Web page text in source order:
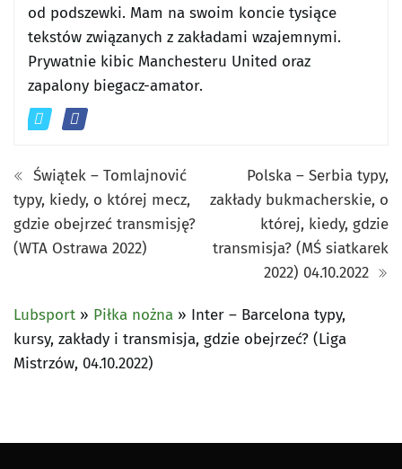
od podszewki. Mam na swoim koncie tysiące
tekstów związanych z zakładami wzajemnymi.
Prywatnie kibic Manchesteru United oraz
zapalony biegacz-amator.
Świątek – Tomlajnović
typy, kiedy, o której mecz,
gdzie obejrzeć transmisję?
(WTA Ostrawa 2022)
Polska – Serbia typy,
zakłady bukmacherskie, o
której, kiedy, gdzie
transmisja? (MŚ siatkarek
2022) 04.10.2022
Lubsport » Piłka nożna » Inter – Barcelona typy,
kursy, zakłady i transmisja, gdzie obejrzeć? (Liga
Mistrzów, 04.10.2022)